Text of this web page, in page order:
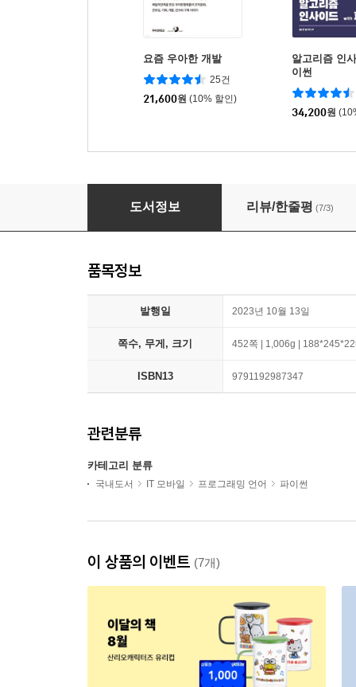
요즘 우아한 개발
25건
21,600원 (10% 할인)
알고리즘 인
이썬
34,200원
객체지향 파이썬
도서정보 리뷰/한줄평 (7/3)
품목정보
발행일 2023년 10월 13일
쪽수, 무게, 크기 452쪽 | 1,006g |
ISBN13 9791192987347
관련분류
카테고리 분류
국내도서 IT 모바일 프로그래밍 언어 파이썬
이 상품의 이벤트 (7개)